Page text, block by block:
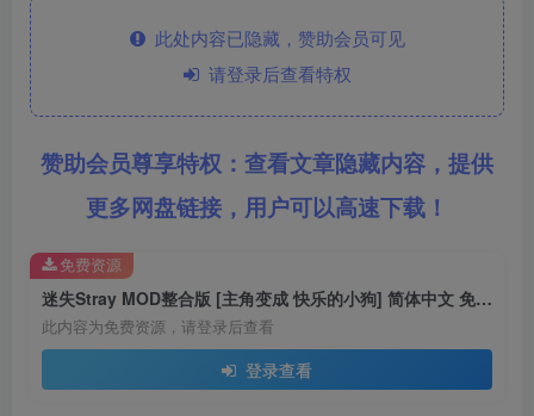
此处内容已隐藏，赞助会员可见
请登录后查看特权
赞助会员尊享特权：查看文章隐藏内容，提供
更多网盘链接，用户可以高速下载！
迷失Stray MOD整合版 [主角变成 快乐的小狗] 简体中文 免安装 绿色版 [亲测可用 解压即玩]【6.21GB】
此内容为免费资源，请登录后查看
登录查看
免费资源